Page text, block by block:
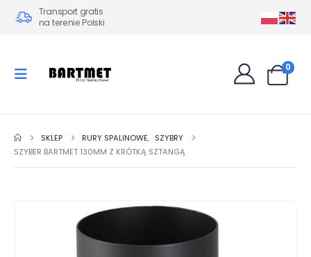
Transport gratis
na terenie Polski
0
SKLEP RURY SPALINOWE, SZYBRY
SZYBER BARTMET 130MM Z KRÓTKĄ SZTANGĄ